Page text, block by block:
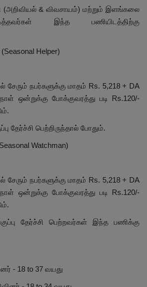
(அறிவியல் & விவசாயம்) மற்றும் இளங்கலை
இந்த பணியிடத்திற்கு
Helper)
நபர்களுக்கு மாதம் Rs. 5,218 + DA
ஒன்றுக்கு போக்குவரத்து படி Rs.120/-
தேர்ச்சி பெற்றிருந்தால் போதும்.
Watchman)
நபர்களுக்கு மாதம் Rs. 5,218 + DA
ஒன்றுக்கு போக்குவரத்து படி Rs.120/-
தேர்ச்சி பெற்றவர்கள் இந்த பணிக்கு
- 18 to 37 வயது